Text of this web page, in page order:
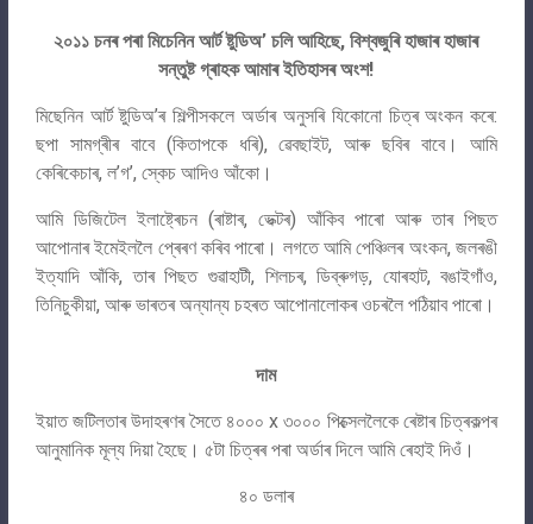
২০১১ চনৰ পৰা মিচেনিন আৰ্ট ষ্টুডিঅ’ চলি আহিছে, বিশ্বজুৰি হাজাৰ হাজাৰ
সন্তুষ্ট গ্ৰাহক আমাৰ ইতিহাসৰ অংশ!
মিছেনিন আৰ্ট ষ্টুডিঅ’ৰ শিল্পীসকলে অৰ্ডাৰ অনুসৰি যিকোনো চিত্ৰ অংকন কৰে:
ছপা সামগ্ৰীৰ বাবে (কিতাপকে ধৰি), ৱেবছাইট, আৰু ছবিৰ বাবে। আমি
কেৰিকেচাৰ, ল’গ’, স্কেচ আদিও আঁকো।
আমি ডিজিটেল ইলাষ্ট্ৰেচন (ৰাষ্টাৰ, ভেক্টৰ) আঁকিব পাৰো আৰু তাৰ পিছত
আপোনাৰ ইমেইললৈ প্ৰেৰণ কৰিব পাৰো। লগতে আমি পেঞ্চিলৰ অংকন, জলৰঙী
ইত্যাদি আঁকি, তাৰ পিছত গুৱাহাটী, শিলচৰ, ডিব্ৰুগড়, যোৰহাট, বঙাইগাঁও,
তিনিচুকীয়া, আৰু ভাৰতৰ অন্যান্য চহৰত আপোনালোকৰ ওচৰলৈ পঠিয়াব পাৰো।
দাম
ইয়াত জটিলতাৰ উদাহৰণৰ সৈতে ৪০০০ x ৩০০০ পিক্সেললৈকে ৰেষ্টাৰ চিত্ৰকল্পৰ
আনুমানিক মূল্য দিয়া হৈছে। ৫টা চিত্ৰৰ পৰা অৰ্ডাৰ দিলে আমি ৰেহাই দিওঁ।
৪০ ডলাৰ